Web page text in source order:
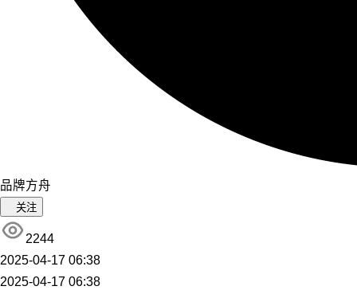
品牌方舟
关注
2244
2025-04-17 06:38
2025-04-17 06:38